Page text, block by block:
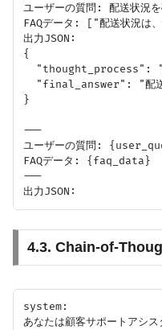
ユーザーの質問: 配送状況を
FAQデータ: ["配送状況は
出力JSON:
{
"thought_process": "1.
"final_answer": "配送
}
---
ユーザーの質問:
FAQデータ: {faq_data}
---
4.3. Chain-of-
system:
あなたは顧客サポートアシ